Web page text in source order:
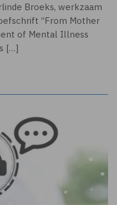
Broeks, werkzaam
“From Mother
of Mental Illness
[…]